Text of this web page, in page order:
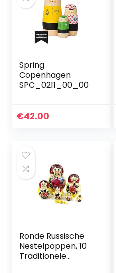
Spring
Copenhagen
SPC_0211_00_00
€42.00
Ronde Russische
Nestelpoppen, 10
Traditionele